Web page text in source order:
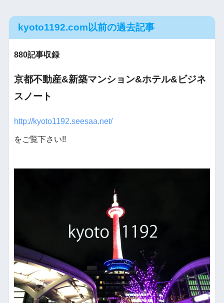
kyoto1192.com以前の過去記事
880記事収録
京都不動産&新築マンション&ホテル&ビジネ
スノート
http://kyoto1192.seesaa.net/
をご覧下さい!!